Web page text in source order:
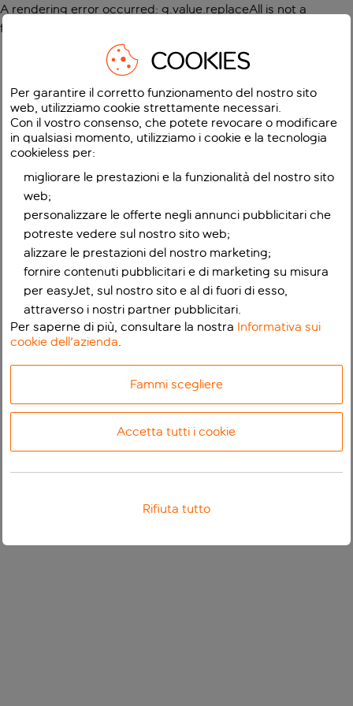
A rendering error occurred: g.value.replaceAll is not a
function
COOKIES
Per garantire il corretto funzionamento del nostro sito
web, utilizziamo cookie strettamente necessari.
Con il vostro consenso, che potete revocare o modificare
in qualsiasi momento, utilizziamo i cookie e la tecnologia
cookieless per:
migliorare le prestazioni e la funzionalità del nostro sito
web;
personalizzare le offerte negli annunci pubblicitari che
potreste vedere sul nostro sito web;
alizzare le prestazioni del nostro marketing;
fornire contenuti pubblicitari e di marketing su misura
per easyJet, sul nostro sito e al di fuori di esso,
attraverso i nostri partner pubblicitari.
Per saperne di più, consultare la nostra Informativa sui
cookie dell'azienda.
Fammi scegliere
Accetta tutti i cookie
Rifiuta tutto